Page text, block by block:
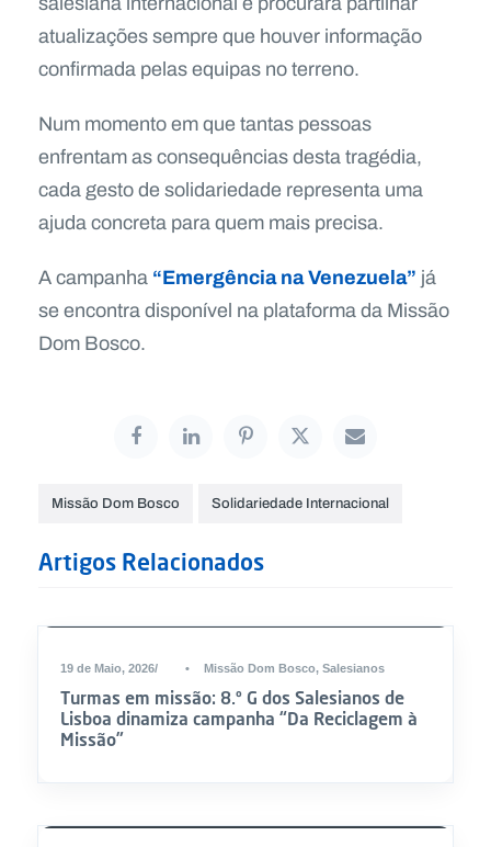
atualizações sempre que houver informação
confirmada pelas equipas no terreno.
Num momento em que tantas pessoas
enfrentam as consequências desta tragédia,
cada gesto de solidariedade representa uma
ajuda concreta para quem mais precisa.
A campanha“Emergência na Venezuela” já
se encontra disponível na plataforma da Missão
Dom Bosco.
Missão Dom Bosco Solidariedade Internacional
Artigos Relacionados
19 de Maio, 2026 • Missão Dom Bosco, Salesianos
Turmas em missão: 8.º G dos Salesianos de
Lisboa dinamiza campanha “Da Reciclagem à
Missão”